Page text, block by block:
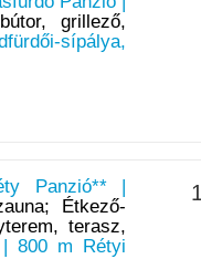
grillező,
sípálya,
Panzió** |
Étkező-
terasz,
800 m Rétyi